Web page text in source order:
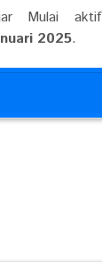
Mulai aktif
2025.